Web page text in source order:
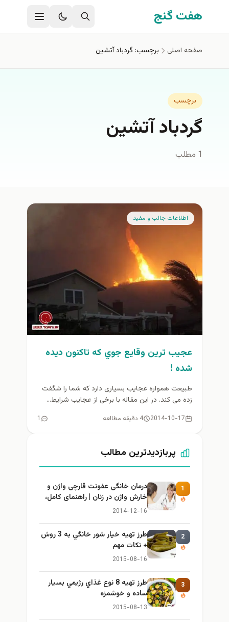
رفتن به محتوای اصلی
هفت گنج
صفحه اصلی برچسب: گردباد آتشین
برچسب
گردباد آتشین
1 مطلب
اطلاعات جالب و مفيد
عجيب ترين وقايع جوي كه تاكنون ديده
شده !
طبیعت همواره عجایب بسیاری دارد که شما را شگفت
زده می کند. در این مقاله با برخی از عجایب شرایط...
2014-10-17 4 دقیقه مطالعه 1
پربازدیدترین مطالب
1
درمان خانگی عفونت قارچی واژن و
خارش واژن در زنان | راهنمای کامل،
ایمن و کاربردی
2014-12-16
2
طرز تهيه خیار شور خانگي به 3 روش
+ نكات مهم
2015-08-16
3
طرز تهيه 8 نوع غذاي رژيمي بسيار
ساده و خوشمزه
2015-08-13